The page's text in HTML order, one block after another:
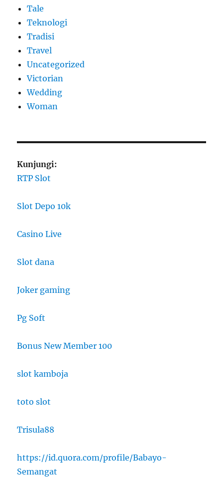
Tale
Teknologi
Tradisi
Travel
Uncategorized
Victorian
Wedding
Woman
Kunjungi:
RTP Slot
Slot Depo 10k
Casino Live
Slot dana
Joker gaming
Pg Soft
Bonus New Member 100
slot kamboja
toto slot
Trisula88
https://id.quora.com/profile/Babayo-
Semangat